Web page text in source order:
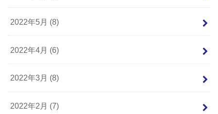
2022年5月 (8)
2022年4月 (6)
2022年3月 (8)
2022年2月 (7)